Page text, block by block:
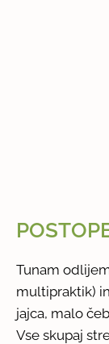
Tunam
multipraktik)
jajca, malo
Vse skupaj